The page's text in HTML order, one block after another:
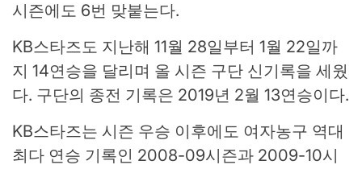
시즌에도 6번 맞붙는다.
KB스타즈도 지난해 11월 28일부터 1월 22일까
지 14연승을 달리며 올 시즌 구단 신기록을 세웠
다. 구단의 종전 기록은 2019년 2월 13연승이다.
KB스타즈는 시즌 우승 이후에도 여자농구 역대
최다 연승 기록인 2008-09시즌과 2009-10시